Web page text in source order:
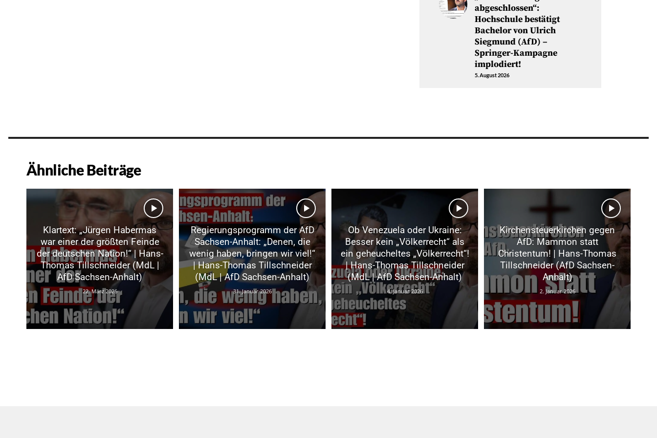
abgeschlossen“:
Hochschule bestätigt
Bachelor von Ulrich
Siegmund (AfD) –
Springer-Kampagne
implodiert!
5. August 2026
Ähnliche Beiträge
Klartext: „Jürgen Habermas
war einer der größten Feinde
der deutschen Nation!“ | Hans-
Thomas Tillschneider (MdL |
AfD Sachsen-Anhalt)
22. März 2026
Regierungsprogramm der AfD
Sachsen-Anhalt: „Denen, die
wenig haben, bringen wir viel!“
| Hans-Thomas Tillschneider
(MdL | AfD Sachsen-Anhalt)
31. Januar 2026
Ob Venezuela oder Ukraine:
Besser kein „Völkerrecht“ als
ein geheucheltes „Völkerrecht“!
| Hans-Thomas Tillschneider
(MdL | AfD Sachsen-Anhalt)
4. Januar 2026
Kirchensteuerkirchen gegen
AfD: Mammon statt
Christentum! | Hans-Thomas
Tillschneider (AfD Sachsen-
Anhalt)
2. Januar 2026